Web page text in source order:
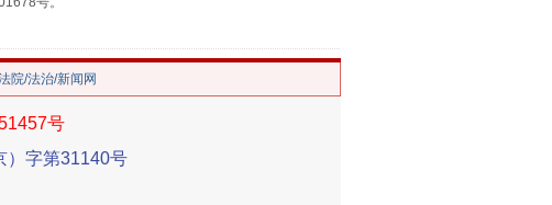
侵吞公款13万，颠沛流离20年
院/法治/新闻网
号
）字第31140号